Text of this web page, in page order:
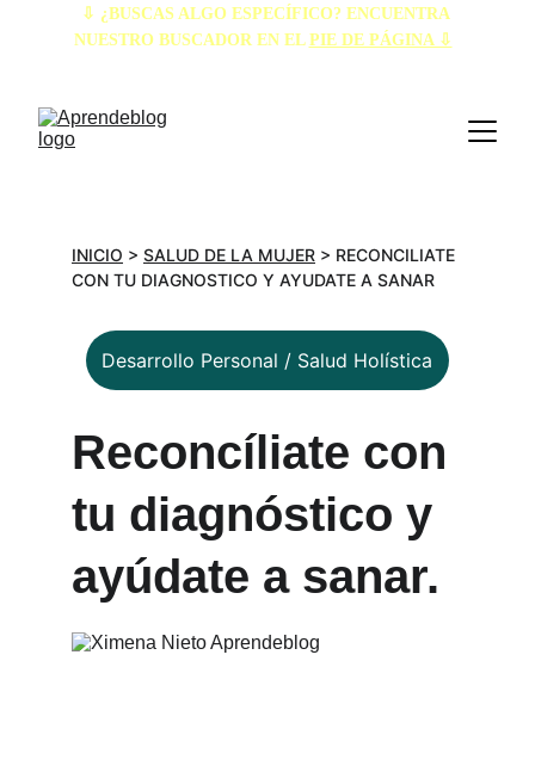
⇩ ¿BUSCAS ALGO ESPECÍFICO? ENCUENTRA
NUESTRO BUSCADOR EN EL PIE DE PÁGINA ⇩
Desarrollo Personal / Salud Holística
INICIO > SALUD DE LA MUJER > RECONCILIATE
CON TU DIAGNOSTICO Y AYUDATE A SANAR
Reconcíliate con
tu diagnóstico y
ayúdate a sanar.